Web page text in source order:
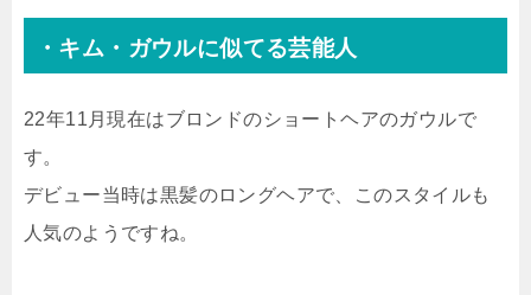
・キム・ガウルに似てる芸能人
22年11月現在はブロンドのショートヘアのガウルで
す。
デビュー当時は黒髪のロングヘアで、このスタイルも
人気のようですね。